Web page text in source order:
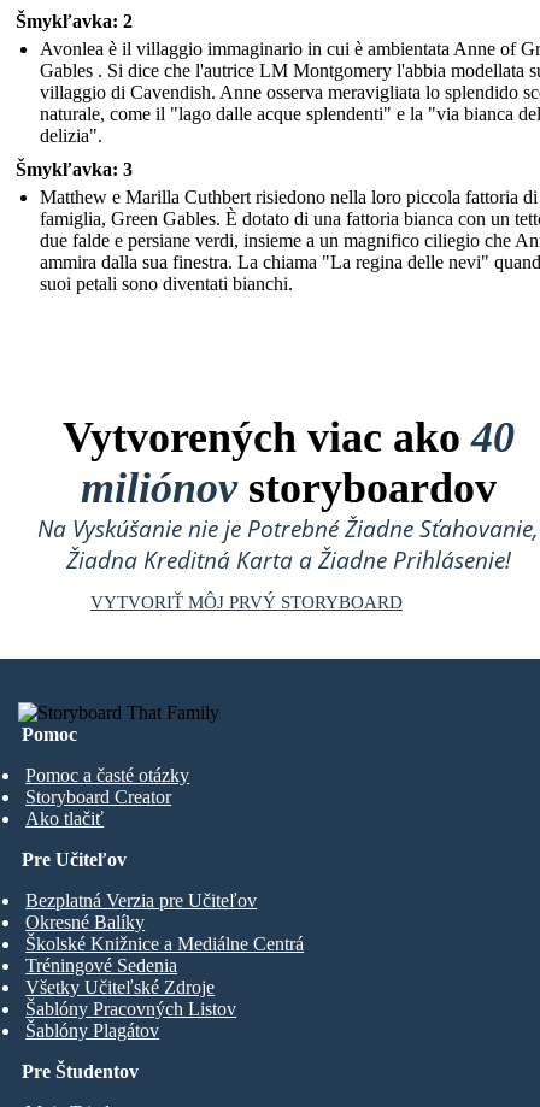
Šmykľavka: 2
Avonlea è il villaggio immaginario in cui è ambientata Anne of
Gables . Si dice che l'autrice LM Montgomery l'abbia modellata
villaggio di Cavendish. Anne osserva meravigliata lo splendido
naturale, come il "lago dalle acque splendenti" e la "via bianca
delizia".
Šmykľavka: 3
Matthew e Marilla Cuthbert risiedono nella loro piccola fattoria di
famiglia, Green Gables. È dotato di una fattoria bianca con un
due falde e persiane verdi, insieme a un magnifico ciliegio che
ammira dalla sua finestra. La chiama "La regina delle nevi"
suoi petali sono diventati bianchi.
Vytvorených viac ako40
miliónovstoryboardov
Na Vyskúšanie nie je Potrebné Žiadne Sťahovanie,
Žiadna Kreditná Karta a Žiadne Prihlásenie!
VYTVORIŤ MÔJ PRVÝ STORYBOARD
Pomoc
Pomoc a časté otázky
Storyboard Creator
Ako tlačiť
Pre Študentov
Pre Učiteľov
Bezplatná Verzia pre Učiteľov
Okresné Balíky
Školské Knižnice a Mediálne Centrá
Tréningové Sedenia
Všetky Učiteľské Zdroje
Šablóny Pracovných Listov
Šablóny Plagátov